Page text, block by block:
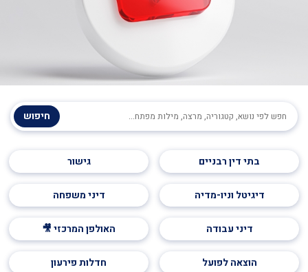
חיפוש
בתי דין רבניים גישור
דיגיטל וניו-מדיה דיני משפחה
דיני עבודה האולפן המרכזי 🎥
הוצאה לפועל חדלות פירעון